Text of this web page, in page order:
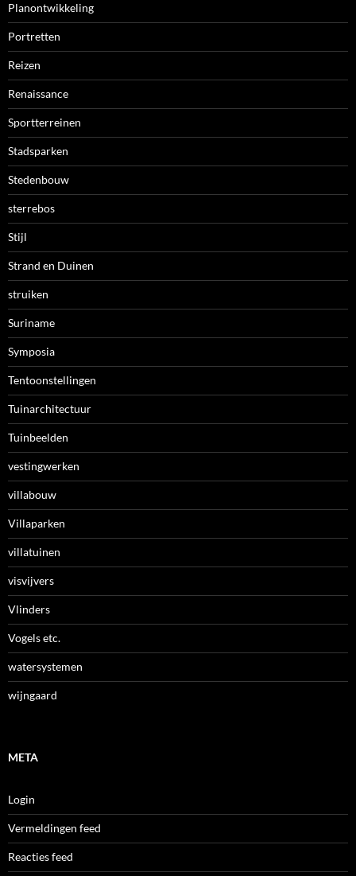
Planontwikkeling
Portretten
Reizen
Renaissance
Sportterreinen
Stadsparken
Stedenbouw
sterrebos
Stijl
Strand en Duinen
struiken
Suriname
Symposia
Tentoonstellingen
Tuinarchitectuur
Tuinbeelden
vestingwerken
villabouw
Villaparken
villatuinen
visvijvers
Vlinders
Vogels etc.
watersystemen
wijngaard
META
Login
Vermeldingen feed
Reacties feed